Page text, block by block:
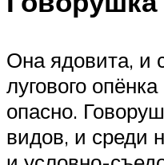
Она ядовита, и
лугового
опасно.
видов, и среди